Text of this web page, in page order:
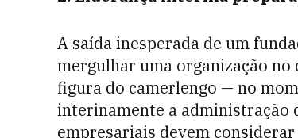
A saída inesperada de um
mergulhar uma organização no
figura do camerlengo — no
interinamente a administração
empresariais devem